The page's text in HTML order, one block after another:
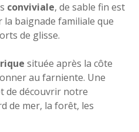
conviviale, de sable fin est
baignade familiale que
de glisse.
située après la côte
au farniente. Une
de découvrir notre
de mer, la forêt, les